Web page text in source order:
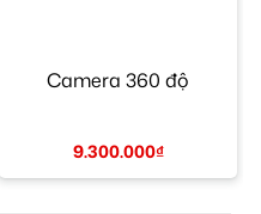
Camera 360 độ
9.300.000₫